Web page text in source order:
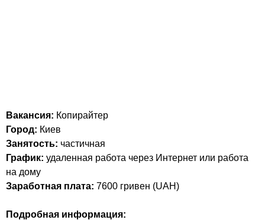
Вакансия: Копирайтер
Город: Киев
Занятость: частичная
График: удаленная работа через Интернет или работа
на дому
Заработная плата: 7600 гривен (UAH)
Подробная информация: